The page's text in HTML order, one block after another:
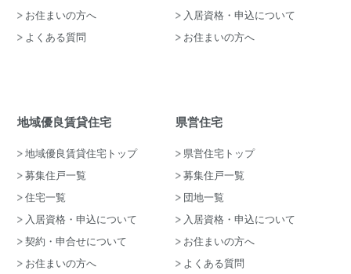
お住まいの方へ
よくある質問
入居資格・申込について
お住まいの方へ
地域優良賃貸住宅
地域優良賃貸住宅トップ
募集住戸一覧
住宅一覧
入居資格・申込について
契約・申合せについて
お住まいの方へ
県営住宅
県営住宅トップ
募集住戸一覧
団地一覧
入居資格・申込について
お住まいの方へ
よくある質問